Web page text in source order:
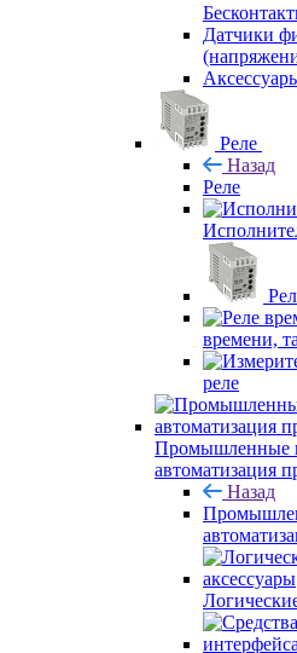
Датчики
Реле
Назад
Реле
времени,
реле
Промышленные
автоматизация
Назад